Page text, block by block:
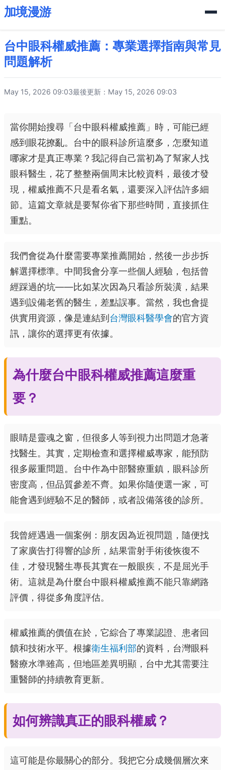
加境漫游
台中眼科權威推薦：專業選擇指南與常見
問題解析
May 15, 2026 09:03最後更新：May 15, 2026 09:03
當你開始搜尋「台中眼科權威推薦」時，可能已經
感到眼花撩亂。台中的眼科診所這麼多，怎麼知道
哪家才是真正專業？我記得自己當初為了幫家人找
眼科醫生，花了整整兩個周末比較資料，最後才發
現，權威推薦不只是看名氣，還要深入評估許多細
節。這篇文章就是要幫你省下那些時間，直接抓住
重點。
我們會從為什麼需要專業推薦開始，然後一步步拆
解選擇標準。中間我會分享一些個人經驗，包括曾
經踩過的坑——比如某次因為只看診所裝潢，結果
遇到設備老舊的醫生，差點誤事。當然，我也會提
供實用資源，像是連結到 台灣眼科醫學會的官方資
訊，讓你的選擇更有依據。
為什麼台中眼科權威推薦這麼重
要？
眼睛是靈魂之窗，但很多人等到視力出問題才急著
找醫生。其實，定期檢查和選擇權威專家，能預防
很多嚴重問題。台中作為中部醫療重鎮，眼科診所
密度高，但品質參差不齊。如果你隨便選一家，可
能會遇到經驗不足的醫師，或者設備落後的診所。
我曾經遇過一個案例：朋友因為近視問題，隨便找
了家廣告打得響的診所，結果雷射手術後恢復不
佳，才發現醫生專長其實在一般眼疾，不是屈光手
術。這就是為什麼台中眼科權威推薦不能只靠網路
評價，得從多角度評估。
權威推薦的價值在於，它綜合了專業認證、患者回
饋和技術水平。根據衛生福利部的資料，台灣眼科
醫療水準雖高，但地區差異明顯，台中尤其需要注
重醫師的持續教育更新。
如何辨識真正的眼科權威？
這可能是你最關心的部分。我把它分成幾個層次來